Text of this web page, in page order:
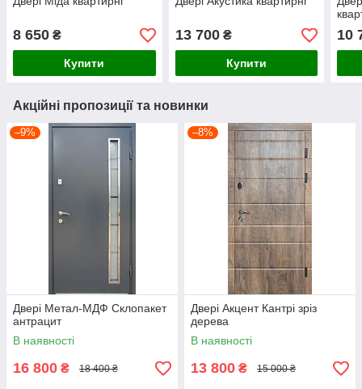
8 650 ₴
Купити
13 700₴
Купити
10
Акційні пропозиції та новинки
–9%
Двері Метал-МДФ Склопакет
антрацит
В наявності
16 800 ₴ 18 400 ₴
–8%
Двері Акцент Кантрі зріз
дерева
В наявності
13 800 ₴ 15 000 ₴